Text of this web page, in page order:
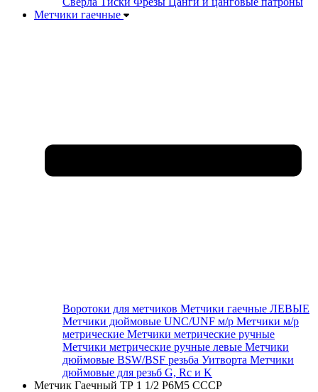
Метчики гаечные
Воротоки для метчиков Метчики гаечные ЛЕВЫЕ
Метчики дюймовые UNC/UNF м/р Метчики м/р
метрические Метчики метрические ручные
Метчики метрические ручные левые Метчики
дюймовые BSW/BSF резьба Уитворта Метчики
дюймовые для резьб G, Rc и K
Метчик Гаечный ТР 1 1/2 Р6М5 СССР